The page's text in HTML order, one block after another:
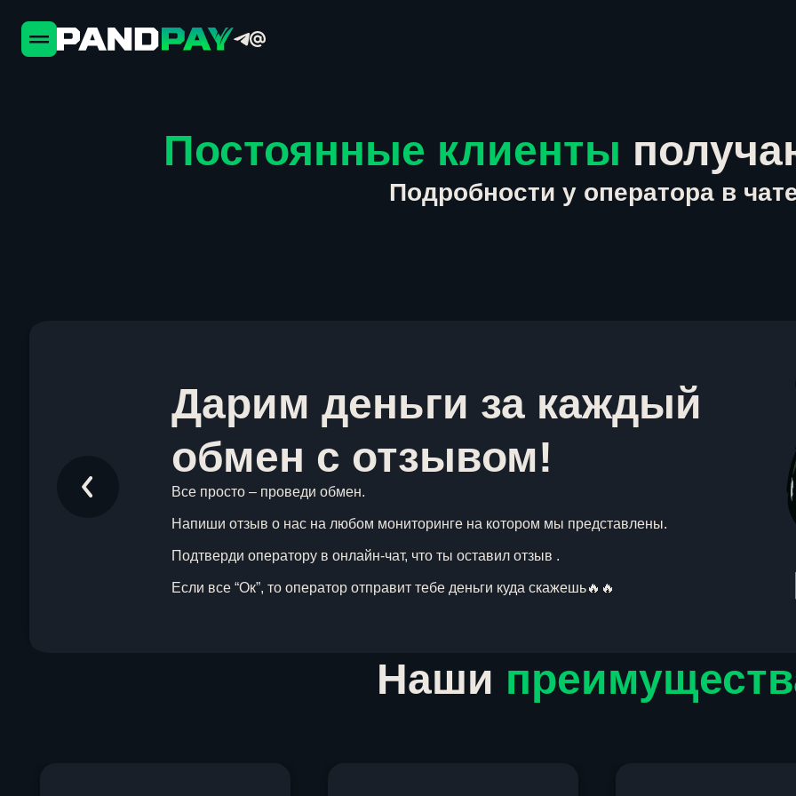
Постоянные клиенты
Подробности у оператора в
Дарим деньги за каждый
обмен с отзывом!
Все просто – проведи обмен.
Напиши отзыв о нас на любом мониторинге на котором мы представлены.
Подтверди оператору в онлайн-чат, что ты оставил отзыв .
Если все “Ок”, то оператор отправит тебе деньги куда скажешь🔥🔥
Наши